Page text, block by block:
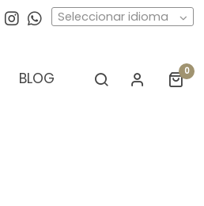
Seleccionar idioma
BLOG 0